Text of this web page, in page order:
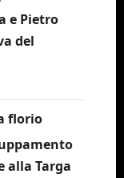
e Pietro
del
alla Targa